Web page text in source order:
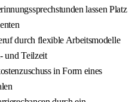
lassen Platz
durch flexible Arbeitsmodelle
und Teilzeit
in Form eines